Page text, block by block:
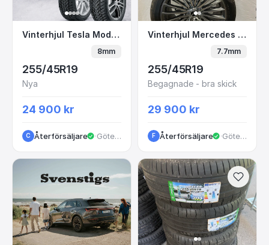
Vinterhjul Tesla Model Y - Alufälg &
Vinterhjul Tesla Model Y - Alufälg & Vinterdäck FRÅN 24.900
8mm
255/45R19
Nya
24 900 kr
C Återförsäljare · Göteborg
Vinterhjul Mercedes
Vinterhjul Mercedes SL63 Friktion
7.7mm
255/45R19
Begagnade - bra skick
29 900 kr
F Återförsäljare · Göteborg